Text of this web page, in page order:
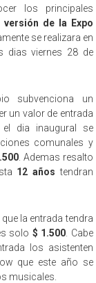
los principales
versión de la Expo
se realizara en
dias viernes 28 de
subvenciona un
un valor de entrada
dia inaugural se
comunales y
. Ademas resalto
12 años tendran
la entrada tendra
solo $ 1.500 . Cabe
los asistenten
que este año se
musicales.